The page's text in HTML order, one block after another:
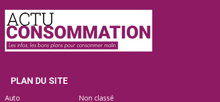
PLAN DU SITE
Auto Non classé